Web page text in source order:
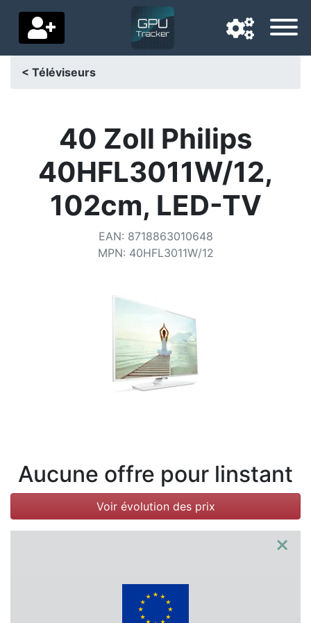
Pays de livraison
Accueil
Baisses de prix
Paramètres
Soutenez-nous
< Téléviseurs
40 Zoll Philips
40HFL3011W/12,
102cm, LED-TV
EAN: 8718863010648
MPN: 40HFL3011W/12
Aucune offre pour linstant
Voir évolution des prix
×